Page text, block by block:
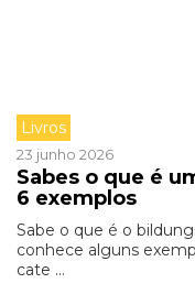
Livros
23 junho 2026
Sabes o que é
6 exemplos
Sabe o que é o
conhece alguns
cate ...